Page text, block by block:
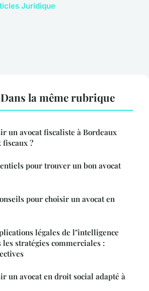
Juridique
la même rubrique
un avocat fiscaliste à Bordeaux
fiscaux ?
pour trouver un bon avocat
pour choisir un avocat en
légales de l"intelligence
stratégies commerciales :
un avocat en droit social adapté à